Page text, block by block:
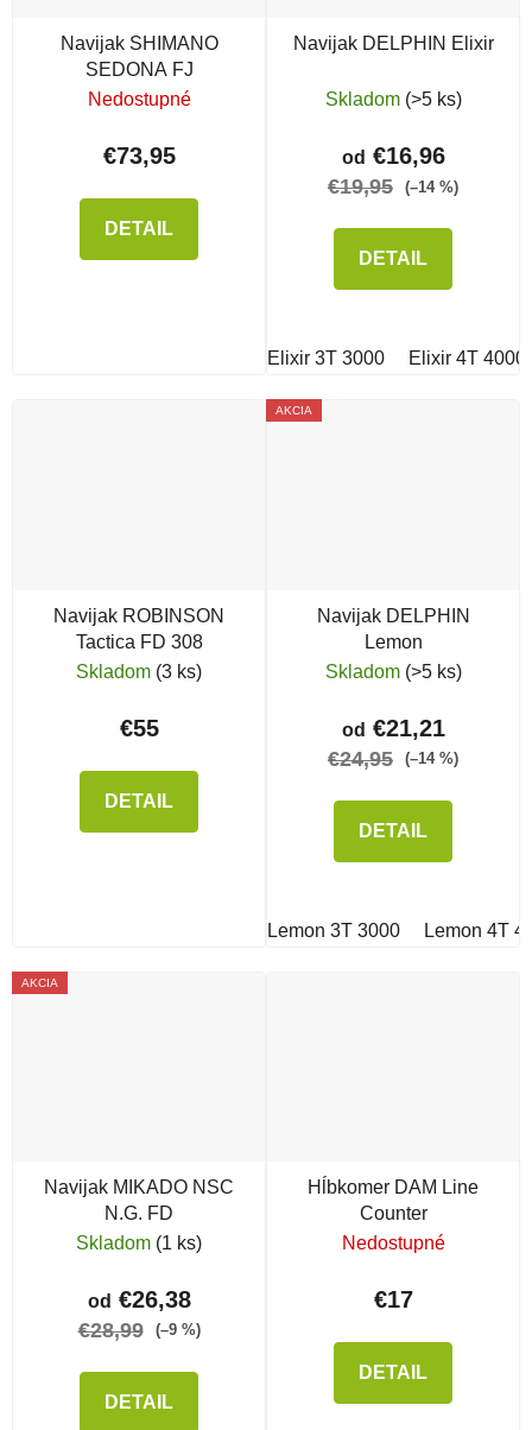
Navijak SHIMANO
SEDONA FJ
Nedostupné
€73,95
DETAIL
Navijak DELPHIN Elixir
Skladom (>5 ks)
od €16,96
€19,95 (–14 %)
DETAIL
Elixir 3T 3000 Elixir 4T 4000
Navijak ROBINSON
Tactica FD 308
Skladom (3 ks)
€55
DETAIL
AKCIA
Navijak DELPHIN
Lemon
Skladom (>5 ks)
od €21,21
€24,95 (–14 %)
DETAIL
Lemon 3T 3000 Lemon 4T
AKCIA
Navijak MIKADO NSC
N.G. FD
Skladom (1 ks)
od €26,38
€28,99 (–9 %)
DETAIL
Hĺbkomer DAM Line
Counter
Nedostupné
€17
DETAIL